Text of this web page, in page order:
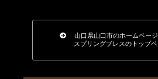
山口県山口市のホームペー
スプリングブレスのトップ